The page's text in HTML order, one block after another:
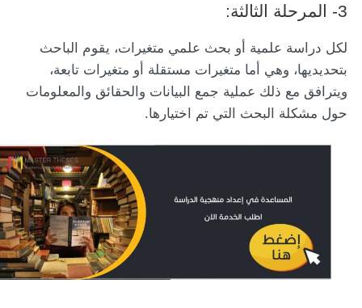
3- المرحلة الثالثة:
لكل دراسة علمية أو بحث علمي متغيرات، يقوم الباحث
بتحديديها، وهي أما متغيرات مستقلة أو متغيرات تابعة،
ويترافق مع ذلك عملية جمع البيانات والحقائق والمعلومات
حول مشكلة البحث التي تم اختيارها.